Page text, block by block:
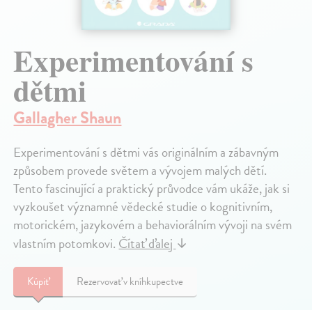
Experimentování s
dětmi
Gallagher Shaun
Experimentování s dětmi vás originálním a zábavným
způsobem provede světem a vývojem malých dětí.
Tento fascinující a praktický průvodce vám ukáže, jak si
vyzkoušet významné vědecké studie o kognitivním,
motorickém, jazykovém a behaviorálním vývoji na svém
vlastním potomkovi.Čítať ďalej↓
Kúpiť Rezervovať v kníhkupectve